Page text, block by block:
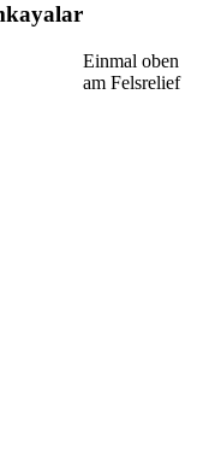
Einmal oben
am Felsrelief